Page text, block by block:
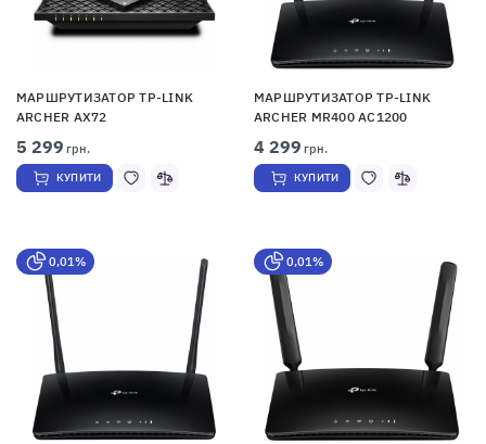
МАРШРУТИЗАТОР TP-LINK
ARCHER AX72
5 299 грн.
КУПИТИ
МАРШРУТИЗАТОР TP-LINK
ARCHER MR400 AC1200
4 299 грн.
КУПИТИ
0,01% 0,01%